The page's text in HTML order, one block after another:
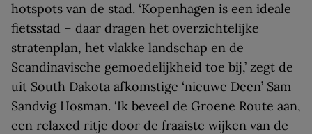
hotspots van de stad. ‘Kopenhagen is een ideale
fietsstad – daar dragen het overzichtelijke
stratenplan, het vlakke landschap en de
Scandinavische gemoedelijkheid toe bij,’ zegt de
uit South Dakota afkomstige ‘nieuwe Deen’ Sam
Sandvig Hosman. ‘Ik beveel de Groene Route aan,
een relaxed ritje door de fraaiste wijken van de